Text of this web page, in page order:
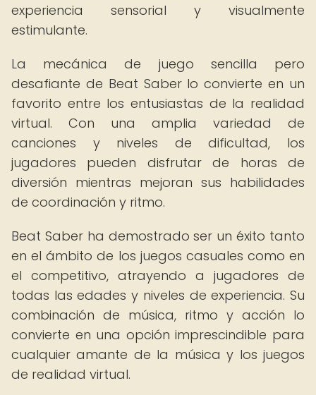
experiencia sensorial y visualmente
estimulante.
La mecánica de juego sencilla pero
desafiante de Beat Saber lo convierte en un
favorito entre los entusiastas de la realidad
virtual. Con una amplia variedad de
canciones y niveles de dificultad, los
jugadores pueden disfrutar de horas de
diversión mientras mejoran sus habilidades
de coordinación y ritmo.
Beat Saber ha demostrado ser un éxito tanto
en el ámbito de los juegos casuales como en
el competitivo, atrayendo a jugadores de
todas las edades y niveles de experiencia. Su
combinación de música, ritmo y acción lo
convierte en una opción imprescindible para
cualquier amante de la música y los juegos
de realidad virtual.